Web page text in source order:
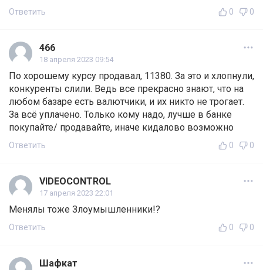
Ответить 0 0
466
18 апреля 2023 09:54
По хорошему курсу продавал, 11380. За это и хлопнули,
конкуренты слили. Ведь все прекрасно знают, что на
любом базаре есть валютчики, и их никто не трогает.
За всё уплачено. Только кому надо, лучше в банке
покупайте/ продавайте, иначе кидалово возможно
Ответить 0 0
VIDEOCONTROL
17 апреля 2023 22:01
Менялы тоже Злоумышленники!?
Ответить 0 0
Шафкат